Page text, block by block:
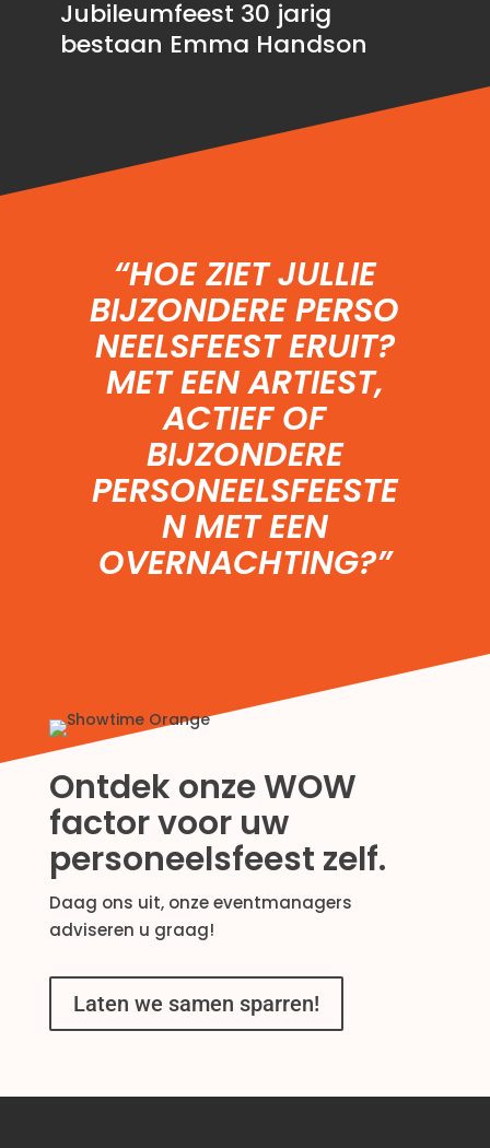
Jubileumfeest 30 jarig
bestaan Emma Handson
“HOE ZIET JULLIE
BIJZONDEREPERSO
NEELSFEESTERUIT?
MET EENARTIEST,
ACTIEF OF
BIJZONDERE
PERSONEELSFEESTE
NMET EEN
OVERNACHTING?”
Ontdek onze WOW
factor voor uw
personeelsfeest zelf.
Daag ons uit, onze eventmanagers
adviseren u graag!
Laten we samen sparren!